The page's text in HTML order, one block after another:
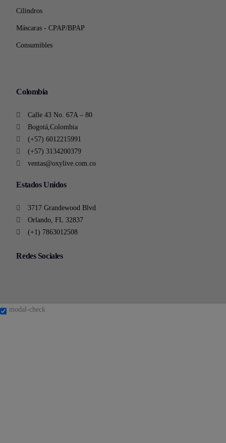
Cilindros
Máscaras - CPAP/BPAP
Consumibles
Colombia
Calle 43 No. 67A – 80
Bogotá,Colombia
(+57) 6012215991
(+57) 3134200379
ventas@oxylive.com.co
Estados Unidos
3717 Grandewood Blvd
Orlando, FL 32837
(+1) 7863012508
Redes Sociales
modal-check